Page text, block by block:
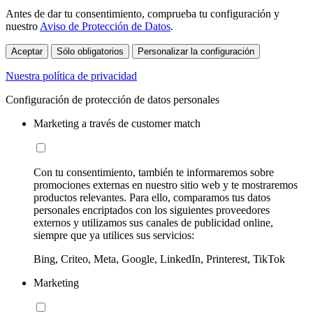
Antes de dar tu consentimiento, comprueba tu configuración y
nuestro Aviso de Protección de Datos.
Aceptar Sólo obligatorios Personalizar la configuración
Nuestra política de privacidad
Configuración de protección de datos personales
Marketing a través de customer match
Con tu consentimiento, también te informaremos sobre
promociones externas en nuestro sitio web y te mostraremos
productos relevantes. Para ello, comparamos tus datos
personales encriptados con los siguientes proveedores
externos y utilizamos sus canales de publicidad online,
siempre que ya utilices sus servicios:
Bing, Criteo, Meta, Google, LinkedIn, Printerest, TikTok
Marketing